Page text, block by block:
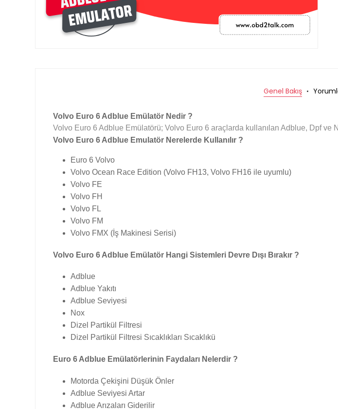
Genel Bakış
Volvo Euro 6 Adblue Emülatör Nedir ?
Volvo Euro 6 Adblue Emülatörü; Volvo Euro 6 araçlarda kullanılan Adblue, Dpf
Volvo Euro 6 Adblue Emulatör Nerelerde Kullanılır ?
Euro 6 Volvo
Volvo Ocean Race Edition (Volvo FH13, Volvo FH16 ile uyumlu)
Volvo FE
Volvo FH
Volvo FL
Volvo FM
Volvo FMX (İş Makinesi Serisi)
Volvo Euro 6 Adblue Emülatör Hangi Sistemleri Devre Dışı Bırakır ?
Adblue
Adblue Yakıtı
Adblue Seviyesi
Nox
Dizel Partikül Filtresi
Dizel Partikül Filtresi Sıcaklıkları Sıcaklıkü
Euro 6 Adblue Emülatörlerinin Faydaları Nelerdir ?
Motorda Çekişini Düşük Önler
Adblue Seviyesi Artar
Adblue Arızaları Giderilir